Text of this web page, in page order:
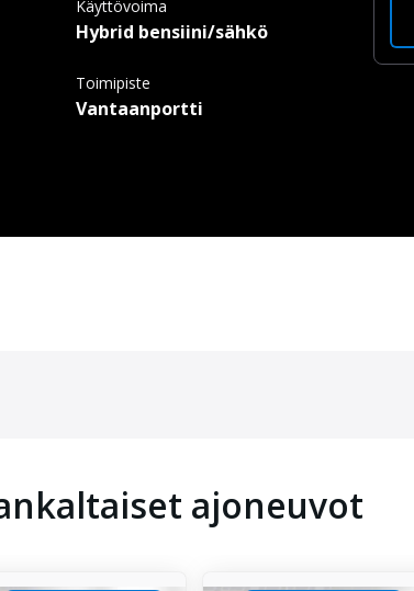
Käyttövoima
Hybrid bensiini/sähkö
Toimipiste
Vantaanportti
ajoneuvot